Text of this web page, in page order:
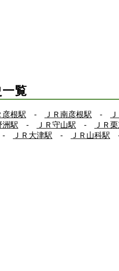
覧
彦根駅 - ＪＲ南彦根駅 -
洲駅 - ＪＲ守山駅 - ＪＲ
ＪＲ大津駅 - ＪＲ山科駅